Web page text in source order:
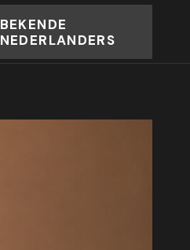
BEKENDE
NEDERLANDERS